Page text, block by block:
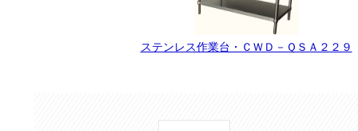
ステンレス作業台・ＣＷＤ－ＱＳＡ２２９